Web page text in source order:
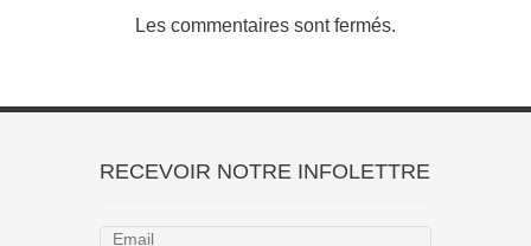
Les commentaires sont fermés.
RECEVOIR NOTRE INFOLETTRE